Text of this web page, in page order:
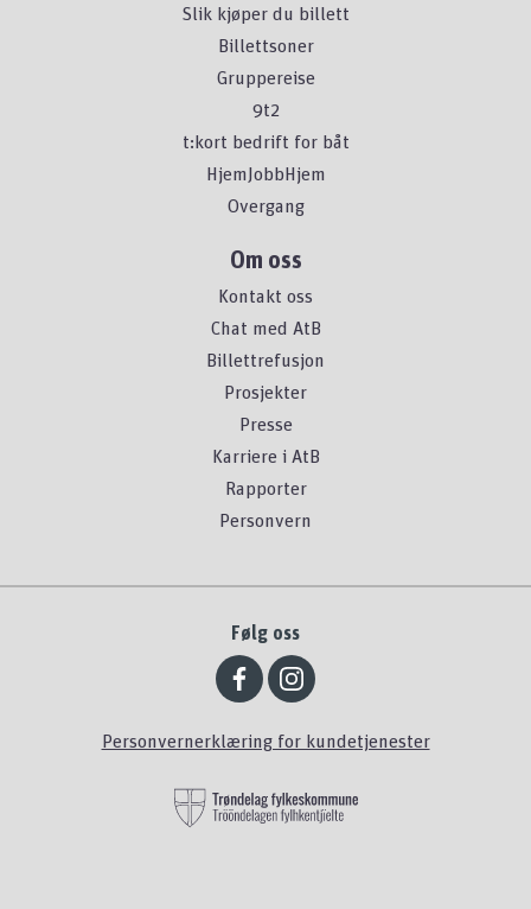
Slik kjøper du billett
Billettsoner
Gruppereise
9t2
t:kort bedrift for båt
HjemJobbHjem
Overgang
Om oss
Kontakt oss
Chat med AtB
Billettrefusjon
Prosjekter
Presse
Karriere i AtB
Rapporter
Personvern
Følg oss
Personvernerklæring for kundetjenester